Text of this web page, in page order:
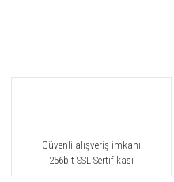
Güvenli alışveriş imkanı
256bit SSL Sertifikası